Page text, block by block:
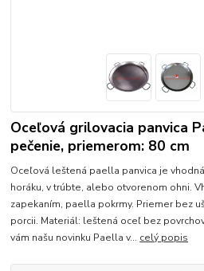
Oceľová grilovacia panvica
pečenie, priemerom: 80 cm
Oceľová leštená paella panvica je
horáku, v trúbte, alebo otvorenom ohni.
zapekaním, paella pokrmy. Priemer bez
porcii. Materiál: leštená oceľ bez
vám našu novinku Paella v... celý popis